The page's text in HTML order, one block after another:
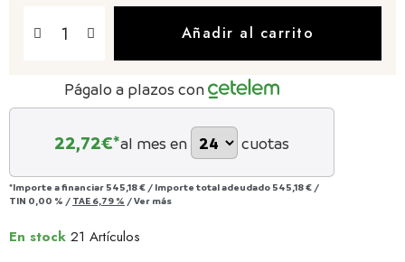
Añadir al carrito
Págalo a plazos con
22,72€*al mes en cuotas
*Importe a financiar 545,18 € / Importe total adeudado 545,18 € /
TIN 0,00 % / TAE 6,79 % /Ver más
En stock 21 Artículos